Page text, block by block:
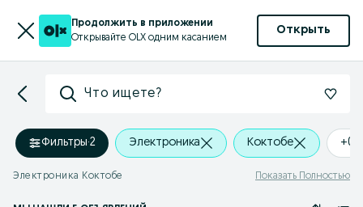
Продолжить в приложении
Открывайте OLX одним касанием
Открыть
Что ищете?
Фильтры·2 Электроника Коктобе +0
Электроника Коктобе Показать Полностью